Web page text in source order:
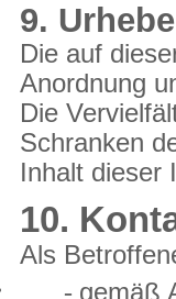
9.
Die auf
Anordnung
Die
Schranken
Inhalt dieser
10.
Als
- gemäß